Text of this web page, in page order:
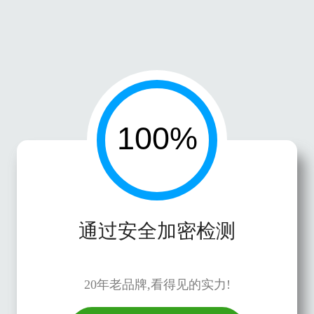
通过安全加密检测
20年老品牌,看得见的实力!